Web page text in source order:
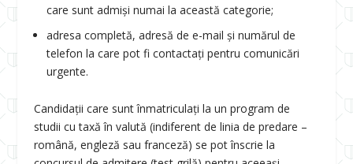
care sunt admiși numai la această categorie;
adresa completă, adresă de e-mail și numărul de
telefon la care pot fi contactați pentru comunicări
urgente.
Candidații care sunt înmatriculați la un program de
studii cu taxă în valută (indiferent de linia de predare –
română, engleză sau franceză) se pot înscrie la